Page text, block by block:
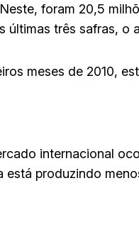
foram 20,5
últimas três safras, o
meses de 2010,
internacional
produzindo